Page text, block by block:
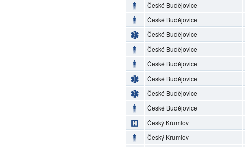
České Budějovice
České Budějovice
České Budějovice
České Budějovice
České Budějovice
České Budějovice
České Budějovice
České Budějovice
Český Krumlov
Český Krumlov